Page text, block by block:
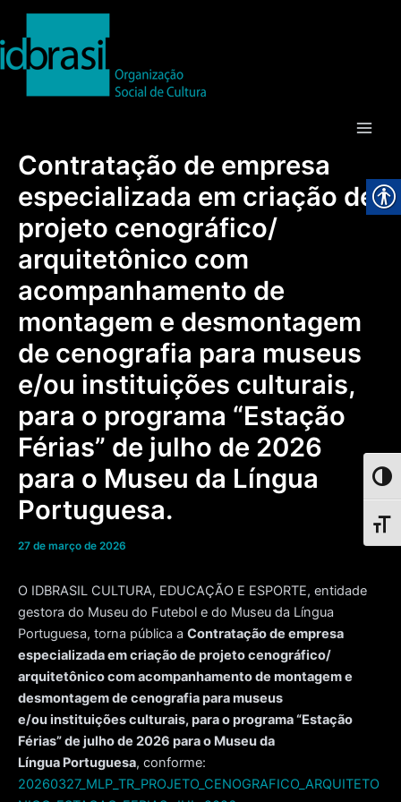
o
conteúdo
Contratação de empresa
especializada em criação de
projeto cenográfico/
arquitetônico com
acompanhamento de
montagem e desmontagem
de cenografia para museus
e/ou instituições culturais,
para o programa “Estação
Férias” de julho de 2026
para o Museu da Língua
Portuguesa.
27 de março de 2026
O IDBRASIL CULTURA, EDUCAÇÃO E ESPORTE, entidade
gestora do Museu do Futebol e do Museu da Língua
Portuguesa, torna pública a Contratação de empresa
especializada em criação de projeto cenográfico/
arquitetônico com acompanhamento de montagem e
desmontagem de cenografia para museus
e/ou instituições culturais, para o programa “Estação
Férias” de julho de 2026 para o Museu da
Língua Portuguesa, conforme:
20260327_MLP_TR_PROJETO_CENOGRAFICO_ARQUITETO